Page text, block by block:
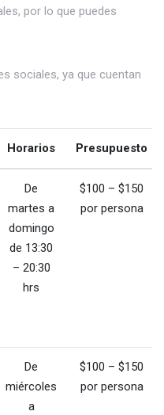
por lo que puedes
sociales, ya que cuentan
Horarios Presupuesto
De
martes a
domingo
de 13:30
– 20:30
hrs
$100 – $150
por persona
De
miércoles
a
$100 – $150
por persona